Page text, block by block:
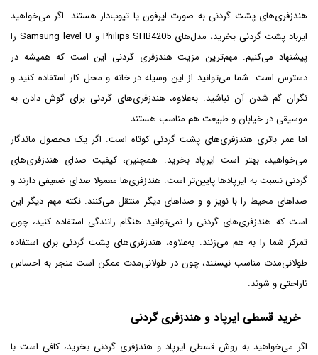
هندزفری‌های پشت گردنی به صورت ایرفون یا تیوب‌دار هستند. اگر می‌خواهید
ایرباد پشت گردنی بخرید، مدل‌های Philips SHB4205 و Samsung level U را
پیشنهاد می‌کنیم. مهم‌ترین مزیت هندزفری گردنی این است که همیشه در
دسترس است. شما می‌توانید از این وسیله در خانه و محل کار استفاده کنید و
نگران گم شدن آن نباشید. به‌علاوه، هندزفری‌های گردنی برای گوش دادن به
موسیقی در خیابان و طبیعت هم مناسب هستند.
اما عمر باتری هندزفری‌های پشت گردنی کوتاه است. اگر یک محصول ماندگار
می‌خواهید، بهتر است ایرپاد بخرید. همچنین، کیفیت صدای هندزفری‌های
گردنی نسبت به ایرپادها پایین‌تر است. هندزفری‌ها معمولا صدای ضعیفی دارند و
صداهای محیط را با نویز و و صداهای دیگر منتقل می‌کنند. نکته مهم دیگر این
است که هندزفری‌های گردنی را نمی‌توانید هنگام رانندگی استفاده کنید، چون
تمرکز شما را به هم می‌زنند. به‌علاوه، هندزفری‌های پشت گردنی برای استفاده
طولانی‌مدت مناسب نیستند، چون در طولانی‌مدت ممکن است منجر به احساس
ناراحتی و شوند.
خرید قسطی ایرپاد و هندزفری گردنی
اگر می‌خواهید به روش قسطی ایرپاد و هندزفری گردنی بخرید، کافی است با